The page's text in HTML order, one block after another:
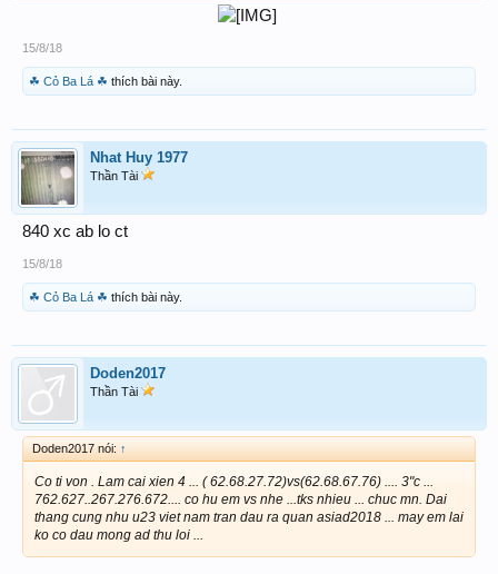
15/8/18
☘ Cỏ Ba Lá ☘ thích bài này.
Nhat Huy 1977
Thần Tài
840 xc ab lo ct
15/8/18
☘ Cỏ Ba Lá ☘ thích bài này.
Doden2017
Thần Tài
Doden2017 nói: ↑
Co ti von . Lam cai xien 4 ... ( 62.68.27.72)vs(62.68.67.76) .... 3"c ...
762.627..267.276.672.... co hu em vs nhe ...tks nhieu ... chuc mn. Dai
thang cung nhu u23 viet nam tran dau ra quan asiad2018 ... may em lai
ko co dau mong ad thu loi ...